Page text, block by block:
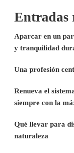
Entradas
Aparcar en un
y tranquilidad
Una profesión
Renueva el
siempre con la
Qué llevar para
naturaleza